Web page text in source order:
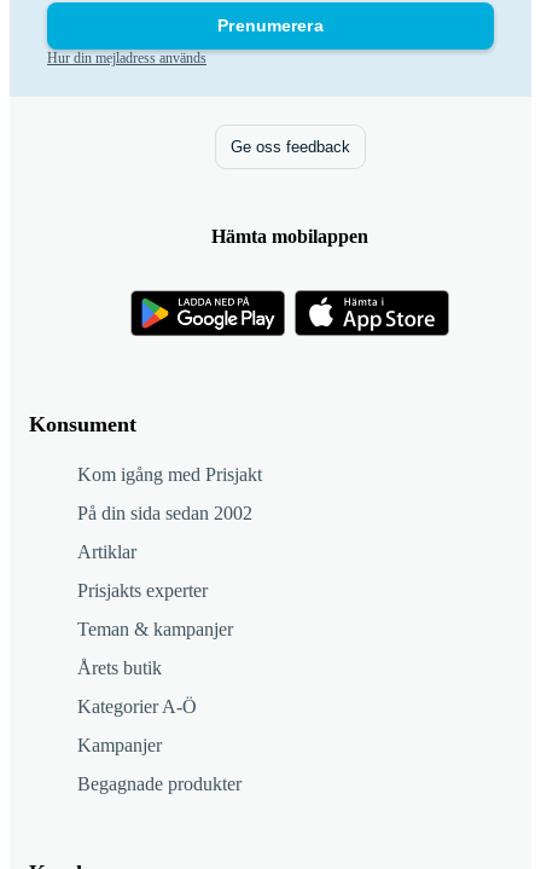
Prenumerera
Hur din mejladress används
Konsument
Kom igång med Prisjakt
På din sida sedan 2002
Artiklar
Prisjakts experter
Teman & kampanjer
Årets butik
Kategorier A-Ö
Kampanjer
Begagnade produkter
Ge oss feedback
Hämta mobilappen